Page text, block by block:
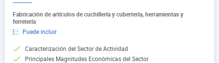
Fabricación de artículos de cuchillería y cubertería, herramientas y
ferretería
Puede incluir
Caracterización del Sector de Actividad
Principales Magnitudes Económicas del Sector